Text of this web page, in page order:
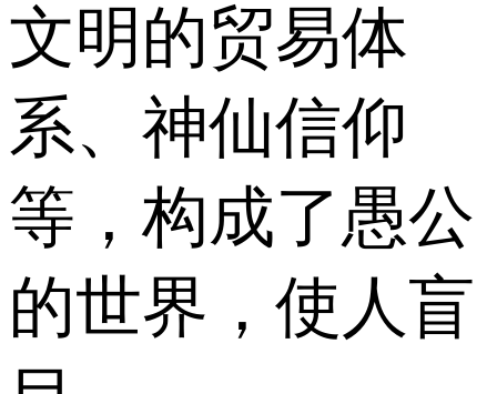
文明的贸易体
系、神仙信仰
等，构成了愚公
的世界，使人盲